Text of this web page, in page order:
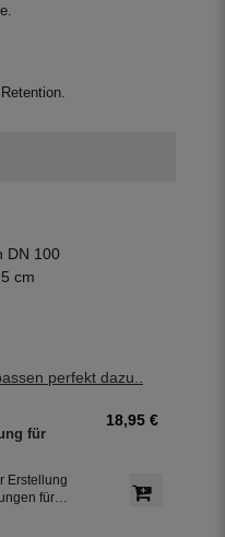
DN 100
cm
perfekt dazu..
für
Erstellung
für
18,95 €